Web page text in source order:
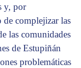
y, por
complejizar las
las comunidades
de Estupiñán
problemáticas